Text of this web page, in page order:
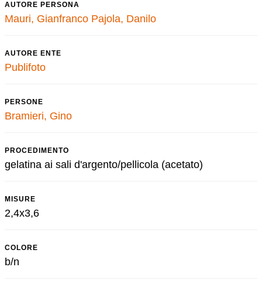
AUTORE PERSONA
Mauri, Gianfranco Pajola, Danilo
AUTORE ENTE
Publifoto
PERSONE
Bramieri, Gino
PROCEDIMENTO
gelatina ai sali d'argento/pellicola (acetato)
MISURE
2,4x3,6
COLORE
b/n